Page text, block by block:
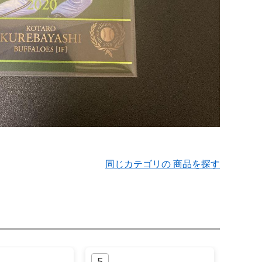
同じカテゴリの 商品を探す